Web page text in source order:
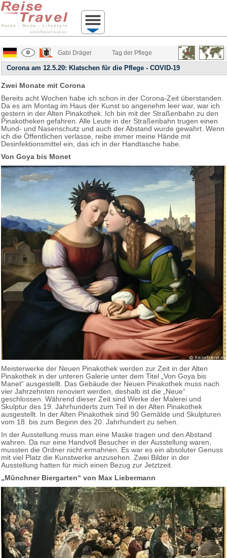
Gabi Dräger Tag der Pflege
Corona am 12.5.20: Klatschen für die Pflege - COVID-19
Zwei Monate mit Corona
Bereits acht Wochen habe ich schon in der Corona-Zeit überstanden.
Da es am Montag im Haus der Kunst so angenehm leer war, war ich
gestern in der Alten Pinakothek. Ich bin mit der Straßenbahn zu den
Pinakotheken gefahren. Alle Leute in der Straßenbahn trugen einen
Mund- und Nasenschutz und auch der Abstand wurde gewahrt. Wenn
ich die Öffentlichen verlasse, reibe immer meine Hände mit
Desinfektionsmittel ein, das ich in der Handtasche habe.
Von Goya bis Monet
Meisterwerke der Neuen Pinakothek werden zur Zeit in der Alten
Pinakothek in der unteren Galerie unter dem Titel „Von Goya bis
Manet“ ausgestellt. Das Gebäude der Neuen Pinakothek muss nach
vier Jahrzehnten renoviert werden, deshalb ist die „Neue“
geschlossen. Während dieser Zeit sind Werke der Malerei und
Skulptur des 19. Jahrhunderts zum Teil in der Alten Pinakothek
ausgestellt. In der Alten Pinakothek sind 90 Gemälde und Skulpturen
vom 18. bis zum Beginn des 20. Jahrhundert zu sehen.
In der Ausstellung muss man eine Maske tragen und den Abstand
wahren. Da nur eine Handvoll Besucher in der Ausstellung waren,
mussten die Ordner nicht ermahnen. Es war es ein absoluter Genuss
mit viel Platz die Kunstwerke anzusehen. Zwei Bilder in der
Ausstellung hatten für mich einen Bezug zur Jetztzeit.
„Münchner Biergarten“ von Max Liebermann